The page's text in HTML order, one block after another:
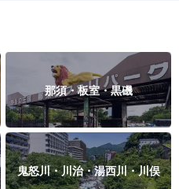
那須・板室・黒磯
鬼怒川・川治・湯西川・川俣